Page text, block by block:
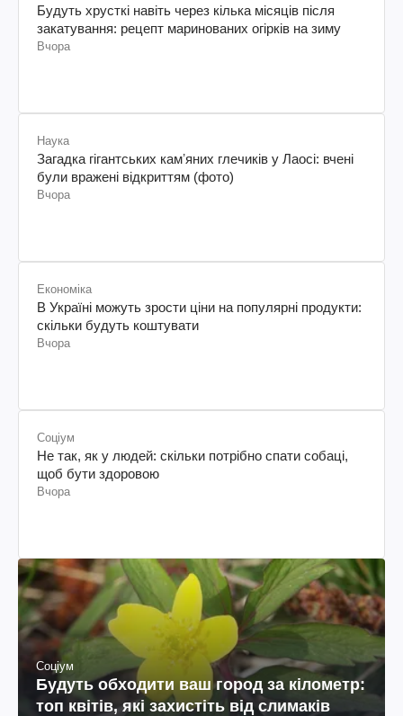
Будуть хрусткі навіть через кілька місяців після
закатування: рецепт маринованих огірків на зиму
Вчора
Наука
Загадка гігантських камʼяних глечиків у Лаосі: вчені
були вражені відкриттям (фото)
Вчора
Економіка
В Україні можуть зрости ціни на популярні продукти:
скільки будуть коштувати
Вчора
Соціум
Не так, як у людей: скільки потрібно спати собаці,
щоб бути здоровою
Вчора
Соціум
Будуть обходити ваш город за кілометр:
топ квітів, які захистіть від слимаків